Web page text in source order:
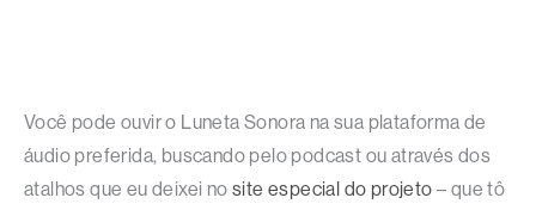
Você pode ouvir o Luneta Sonora na sua plataforma de
áudio preferida, buscando pelo podcast ou através dos
atalhos que eu deixei no site especial do projeto – que tô